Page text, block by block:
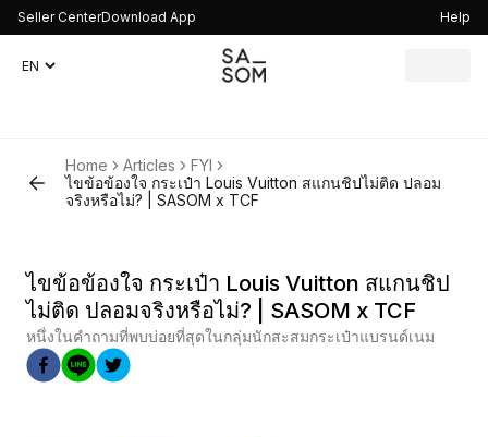
Seller CenterDownload App Help
Home Articles
FYI
ไขข้อข้องใจ กระเป๋า Louis Vuitton สแกนชิปไม่ติด ปลอม
จริงหรือไม่? | SASOM x TCF
ไขข้อข้องใจ กระเป๋า Louis Vuitton สแกนชิป
ไม่ติด ปลอมจริงหรือไม่? | SASOM x TCF
หนึ่งในคำถามที่พบบ่อยที่สุดในกลุ่มนักสะสมกระเป๋าแบรนด์เนม